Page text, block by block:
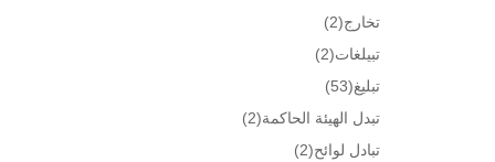
تخارج(2)
تبيلغات(2)
تبليغ(53)
تبدل الهيئة الحاكمة(2)
تبادل لوائح(2)